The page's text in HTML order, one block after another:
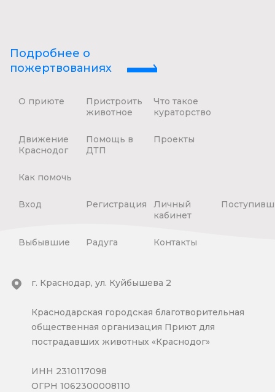
Подробнее о
пожертвованиях
О приюте
Пристроить
животное
Что такое
кураторство
Движение
Краснодог
Помощь в
ДТП
Проекты
Как помочь
Вход Регистрация
Личный
кабинет
Выбывшие Радуга Контакты
г. Краснодар, ул. Куйбышева 2
Краснодарская городская благотворительная
общественная организация Приют для
пострадавших животных «Краснодог»
ИНН 2310117098
ОГРН 1062300008110